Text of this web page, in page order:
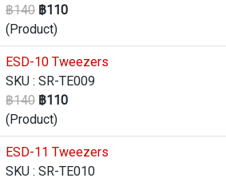
฿140 ฿110
(Product)
ESD-10 Tweezers
SKU : SR-TE009
฿140 ฿110
(Product)
ESD-11 Tweezers
SKU : SR-TE010